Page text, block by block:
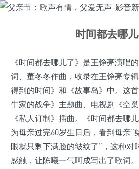
时间都去哪
《时间都去哪儿了》是王铮亮演唱
词、董冬冬作曲，收录在王铮亮专
得到的时间》和《故事岛》中。这
牛家的战争》主题曲、电视剧《空
《私人订制》插曲。《时间都去哪
为母亲过完60岁生日后，看到母亲“
眼就只剩下满脸的皱纹了”，这种对
感触，让陈曦一气呵成写出了歌词